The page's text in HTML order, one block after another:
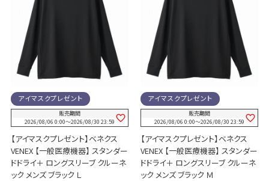
アイマスクプレゼント
販売期間
2026/08/06 0:00〜2026/08/30 23:59
【アイマスクプレゼント】ベネクス
VENEX 【一般医療機器】 スタンダー
ドドライ＋ ロングスリーブ クルーネ
ック メンズ ブラック Ｌ
アイマスクプレゼント
販売期間
2026/08/06 0:00〜2026/08/30 23:59
【アイマスクプレゼント】ベネクス
VENEX 【一般医療機器】 スタンダー
ドドライ＋ ロングスリーブ クルーネ
ック メンズ ブラック Ｍ